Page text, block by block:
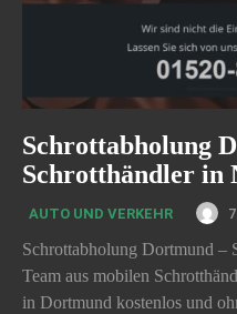
Schrottabholung
Schrotthändler in
AUTO UND VERKEHR
Schrottabholung Dortmund –
Team aus mobilen
in Dortmund kostenlos und